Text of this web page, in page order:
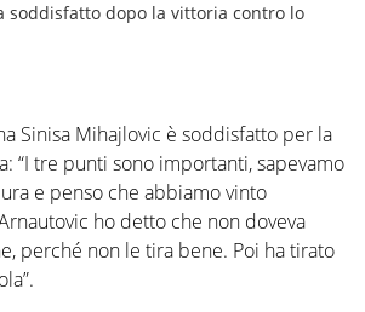
soddisfatto dopo la vittoria contro lo
Sinisa Mihajlovic è soddisfatto per la
“I tre punti sono importanti, sapevamo
e penso che abbiamo vinto
ho detto che non doveva
perché non le tira bene. Poi ha tirato